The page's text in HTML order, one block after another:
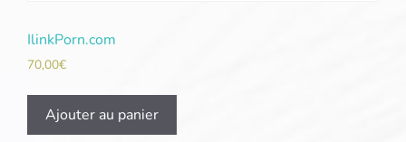
IlinkPorn.com
70,00€
Ajouter au panier